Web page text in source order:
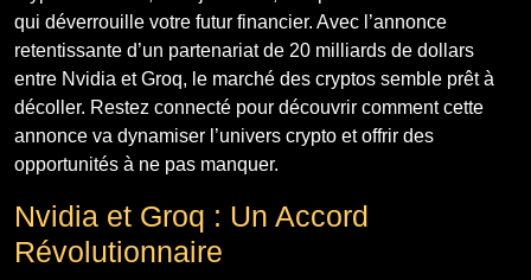
qui déverrouille votre futur financier. Avec l’annonce
retentissante d’un partenariat de 20 milliards de dollars
entre Nvidia et Groq, le marché des cryptos semble prêt à
décoller. Restez connecté pour découvrir comment cette
annonce va dynamiser l’univers crypto et offrir des
opportunités à ne pas manquer.
Nvidia et Groq : Un Accord
Révolutionnaire